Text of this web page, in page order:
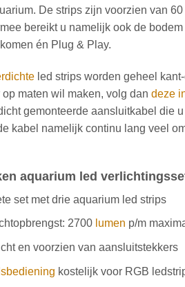
De strips zijn voorzien van
bereikt u namelijk ook de
én Plug & Play.
led strips worden geheel
op maten wil maken, volg dan deze
gemonteerde aansluitkabel die
kabel namelijk continu lang veel
aquarium led
set met drie aquarium led strips
2700 lumen p/m
en voorzien van aansluitstekkers
kostelijk voor RGB